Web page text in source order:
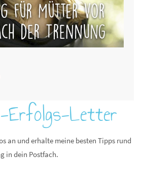
Erfolgs-Letter
an und erhalte meine besten Tipps rund
in dein Postfach.